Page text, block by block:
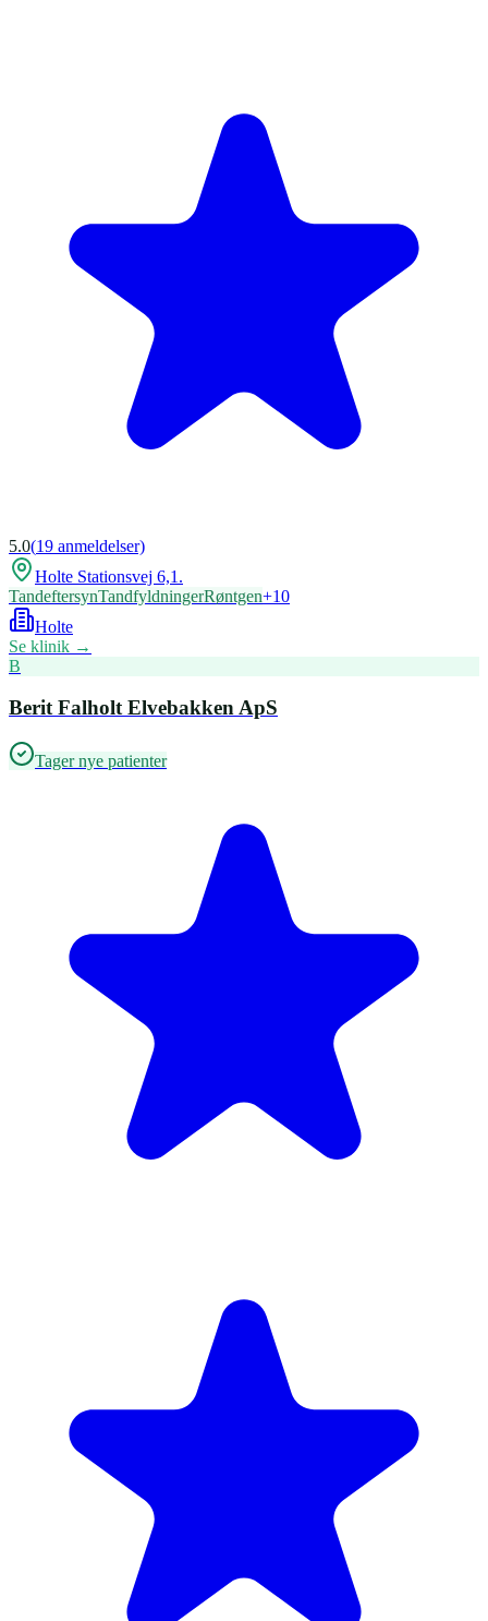
5.0(19 anmeldelser)
Holte Stationsvej 6,1.
TandeftersynTandfyldningerRøntgen+10
Holte
Se klinik →
B
Berit Falholt Elvebakken ApS
Tager nye patienter